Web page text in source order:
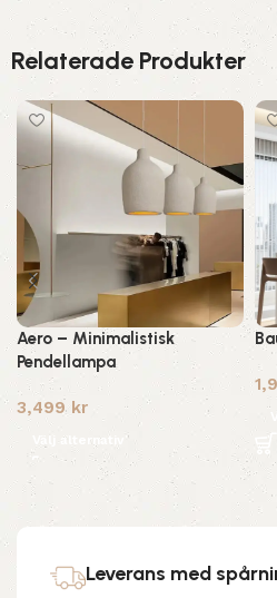
Relaterade Produkter
Aero – Minimalistisk
Pendellampa
3,499 kr
Välj alternativ
Leverans med